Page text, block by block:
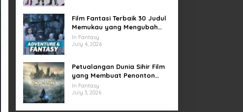
Film Fantasi Terbaik 30 Judul
Memukau yang Mengubah
Imajinasi
In Fantasy
July 4, 2026
Petualangan Dunia Sihir Film
yang Membuat Penonton
Terpukau Selamanya
In Fantasy
July 3, 2026